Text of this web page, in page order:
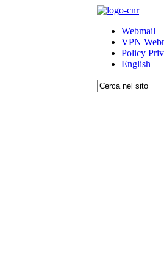
Webmail
VPN
Policy
English